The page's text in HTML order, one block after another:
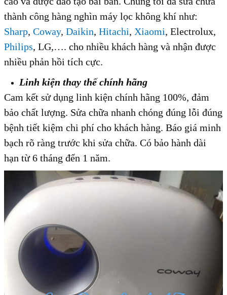
thành công hàng nghìn máy lọc không khí như:
Sharp, Coway, Daikin, Hitachi, Xiaomi, Electrolux,
Philips, LG,…. cho nhiều khách hàng và nhận được
nhiều phản hồi tích cực.
Linh kiện thay thế chính hãng
Cam kết sử dụng linh kiện chính hãng 100%, đảm
bảo chất lượng. Sửa chữa nhanh chóng đúng lỗi đúng
bệnh tiết kiệm chi phí cho khách hàng. Báo giá minh
bạch rõ ràng trước khi sửa chữa. Có bảo hành dài
hạn từ 6 tháng đến 1 năm.